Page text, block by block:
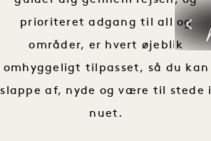
prioriteret adgang til all og
områder, er hvert øjeblik
omhyggeligt tilpasset, så du kan
slappe af, nyde og være til stede i
nuet.